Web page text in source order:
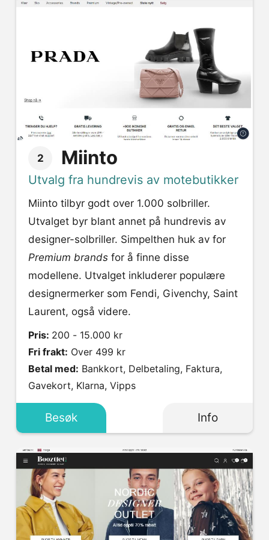
2 Miinto
Utvalg fra hundrevis av motebutikker
Miinto tilbyr godt over 1.000 solbriller.
Utvalget byr blant annet på hundrevis av
designer-solbriller. Simpelthen huk av for
Premium brands for å finne disse
modellene. Utvalget inkluderer populære
designermerker som Fendi, Givenchy, Saint
Laurent, også videre.
Pris: 200 - 15.000 kr
Fri frakt: Over 499 kr
Betal med:
Gavekort, Klarna, Vipps
Besøk Info